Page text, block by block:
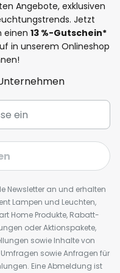
Angebote, exklusiven
Jetzt
einen 13 %-Gutschein*
in unserem Onlineshop
Newsletter an und erhalten
Lampen und Leuchten,
Home Produkte, Rabatt-
oder Aktionspakete,
sowie Inhalte von
sowie Anfragen für
Eine Abmeldung ist